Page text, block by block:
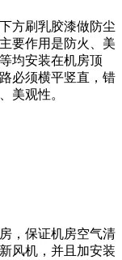
方刷乳胶漆做防尘
要作用是防火、美
均安装在机房顶
必须横平竖直，错
美观性。
，保证机房空气清
风机，并且加安装